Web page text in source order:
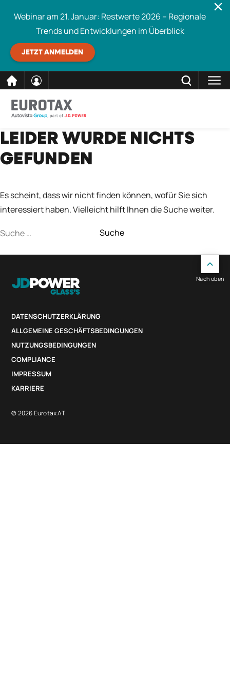
direkt
zum
Inhalt
Webinar am 21. Januar: Restwerte 2026 – Regionale
Trends und Entwicklungen im Überblick
JETZT ANMELDEN
Eurotax durchsuchen SCHLIESSEN
LEIDER WURDE NICHTS
GEFUNDEN
Es scheint, dass wir nicht finden können, wofür Sie sich
interessiert haben. Vielleicht hilft Ihnen die Suche weiter.
Suche
DATENSCHUTZERKLÄRUNG
ALLGEMEINE GESCHÄFTSBEDINGUNGEN
NUTZUNGSBEDINGUNGEN
COMPLIANCE
IMPRESSUM
KARRIERE
© 2026 Eurotax AT
Nach oben